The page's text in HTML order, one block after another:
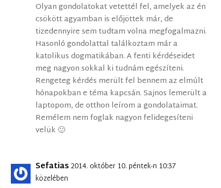
Olyan gondolatokat vetettél fel, amelyek az én
csökött agyamban is előjöttek már, de
tizedennyire sem tudtam volna megfogalmazni.
Hasonló gondolattal találkoztam már a
katolikus dogmatikában. A fenti kérdéseidet
meg nagyon sokkal ki tudnám egészíteni.
Rengeteg kérdés merült fel bennem az elmúlt
hónapokban e téma kapcsán. Sajnos lemerült a
laptopom, de otthon leírom a gondolataimat.
Remélem nem foglak nagyon felidegesíteni
velük 🙂
Sefatias 2014. október 10. péntek-n 10:37
közelében